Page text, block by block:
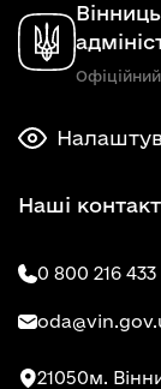
Наші
0 800 216 433
21050м.